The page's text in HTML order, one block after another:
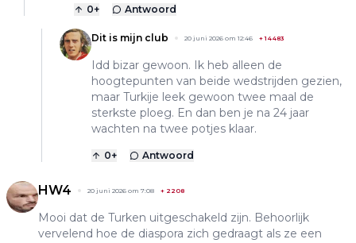
0+ Antwoord
Dit is mijn club 20 juni 2026 om 12:46 +14483
Idd bizar gewoon. Ik heb alleen de
hoogtepunten van beide wedstrijden gezien,
maar Turkije leek gewoon twee maal de
sterkste ploeg. En dan ben je na 24 jaar
wachten na twee potjes klaar.
0+ Antwoord
HW4 20 juni 2026 om 7:08 + 2208
Mooi dat de Turken uitgeschakeld zijn. Behoorlijk
vervelend hoe de diaspora zich gedraagt als ze een